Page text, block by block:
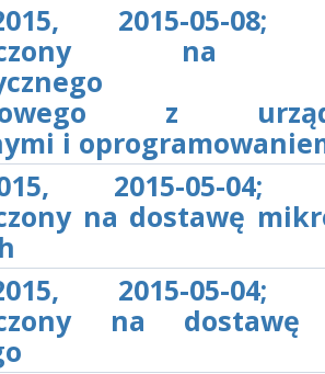
2015, 2015-05-08;
na
z
i
2015, 2015-05-04;
na dostawę
2015, 2015-05-04;
na dostawę